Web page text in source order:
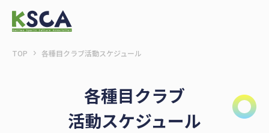
TOP 各種目クラブ活動スケジュール
各種目クラブ
活動スケジュール